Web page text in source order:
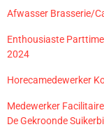
Afwasser Brasserie/
Enthousiaste
2024
Horecamedewerker
Medewerker
De Gekroonde